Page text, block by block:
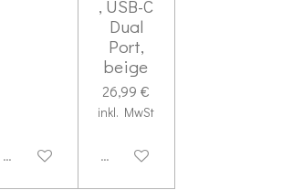
Deaktiviert
, USB-C
Dual
Port,
beige
26,99 €
inkl. MwSt
Deaktiviert